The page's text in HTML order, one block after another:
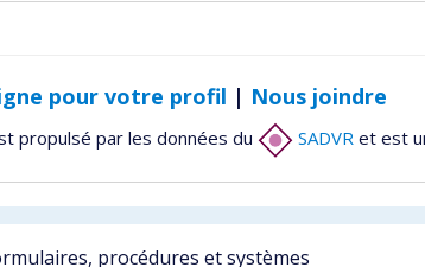
pour votre profil | Nous joindre
propulsé par les données du SADVRet est
procédures et systèmes